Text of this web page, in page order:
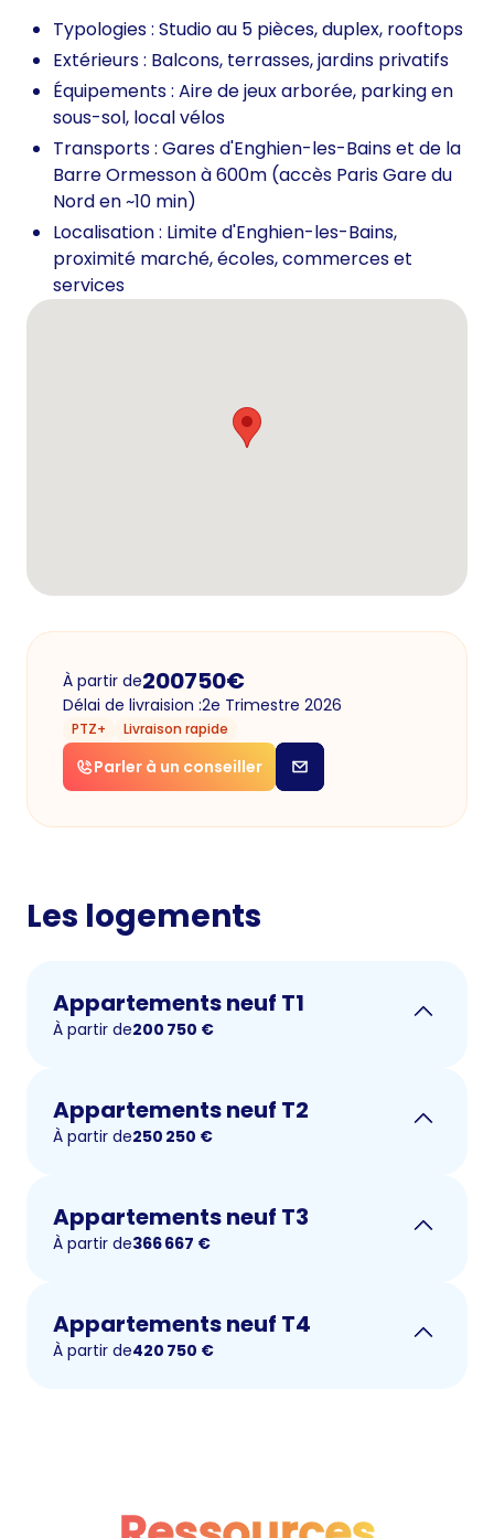
Typologies : Studio au 5 pièces, duplex, rooftops
Extérieurs : Balcons, terrasses, jardins privatifs
Équipements : Aire de jeux arborée, parking en
sous-sol, local vélos
Transports : Gares d'Enghien-les-Bains et de la
Barre Ormesson à 600m (accès Paris Gare du
Nord en ~10 min)
Localisation : Limite d'Enghien-les-Bains,
proximité marché, écoles, commerces et
services
À partir de200750€
Délai de livraision :2e Trimestre 2026
PTZ+ Livraison rapide
Parler à un conseiller
Les logements
Appartements neuf T1
À partir de200 750 €
Appartements neuf T2
À partir de250 250 €
Appartements neuf T3
À partir de366 667 €
Appartements neuf T4
À partir de420 750 €